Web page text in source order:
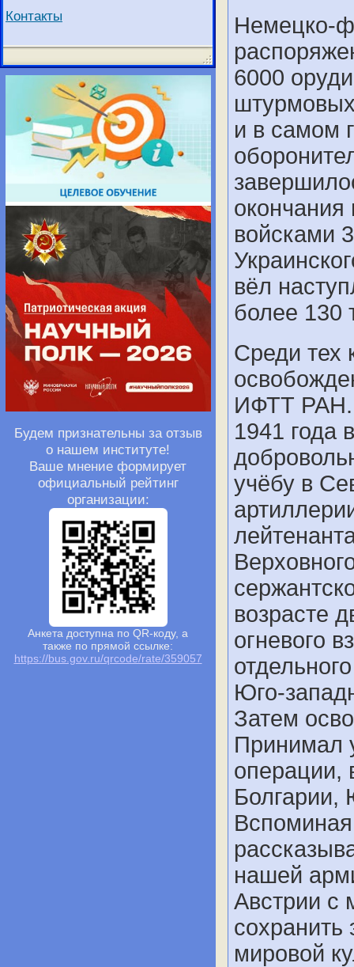
Контакты
Будем признательны за отзыв
о нашем институте!
Ваше мнение формирует
официальный рейтинг
организации:
Анкета доступна по QR-коду, а
также по прямой ссылке:
https://bus.gov.ru/qrcode/rate/359057
Немецко-
6000
и в самом
окончания
войсками
вёл
более 130
Среди тех
ИФТТ
1941 года
учёбу в
возрасте
огневого
Юго-
Затем
Принимал
операции,
Болгарии,
нашей
Австрии с
сохранить
мировой